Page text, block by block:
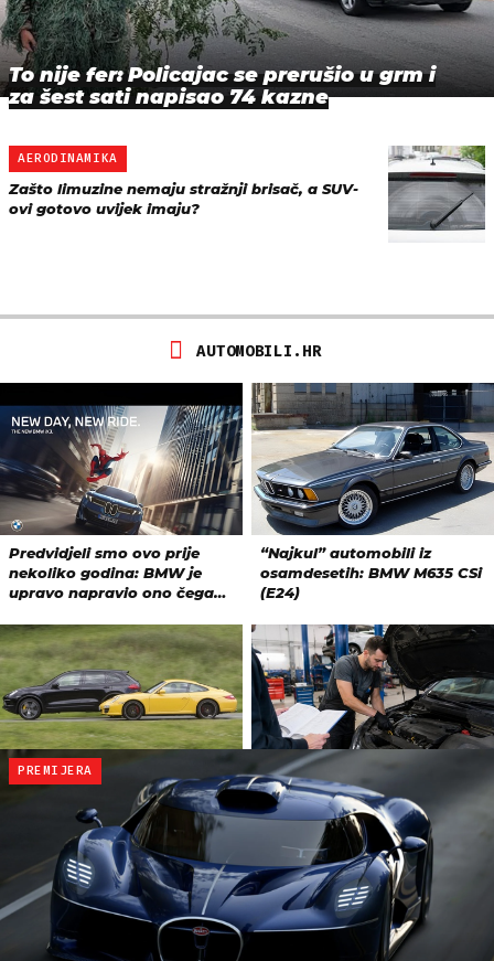
To nije fer: Policajac se prerušio u grm i
za šest sati napisao 74 kazne
AERODINAMIKA
Zašto limuzine nemaju stražnji brisač, a SUV-
ovi gotovo uvijek imaju?
PREMIJERA